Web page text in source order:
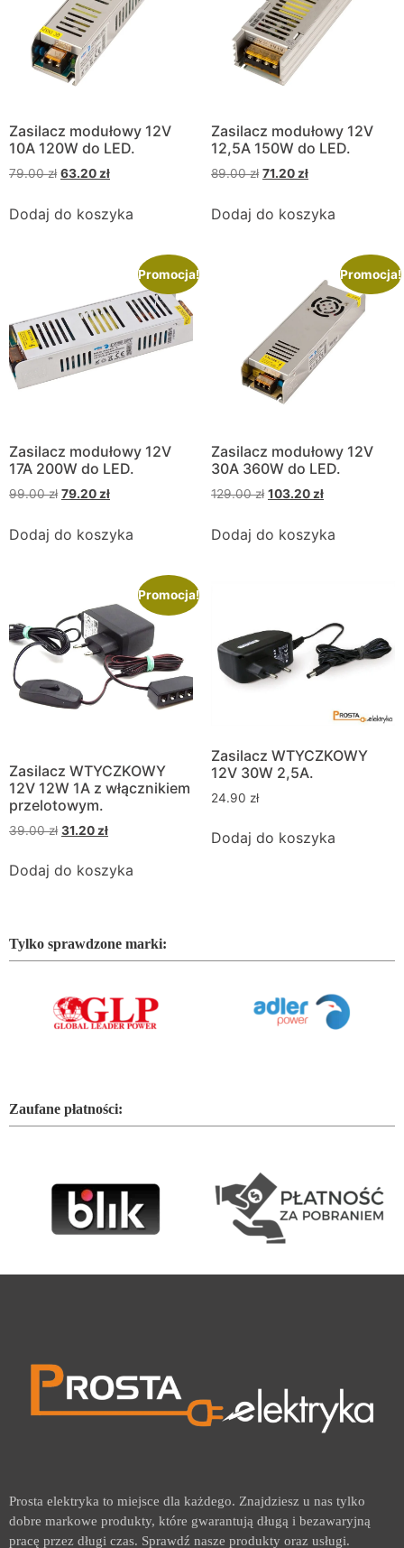
Zasilacz modułowy 12V
10A 120W do LED.
79.00zł 63.20 zł
Dodaj do koszyka
Zasilacz modułowy 12V
12,5A 150W do LED.
89.00zł 71.20 zł
Dodaj do koszyka
Promocja!
Zasilacz modułowy 12V
17A 200W do LED.
99.00zł 79.20zł
Dodaj do koszyka
Promocja!
Zasilacz modułowy 12V
30A 360W do LED.
129.00zł 103.20zł
Dodaj do koszyka
Promocja!
Zasilacz WTYCZKOWY
12V 12W 1A z włącznikiem
przelotowym.
39.00zł 31.20 zł
Dodaj do koszyka
Zasilacz WTYCZKOWY
12V 30W 2,5A.
24.90 zł
Dodaj do koszyka
Tylko sprawdzone marki:
Zaufane płatności:
Prosta elektryka to miejsce dla każdego. Znajdziesz u nas tylko
dobre markowe produkty, które gwarantują długą i bezawaryjną
pracę przez długi czas. Sprawdź nasze produkty oraz usługi.